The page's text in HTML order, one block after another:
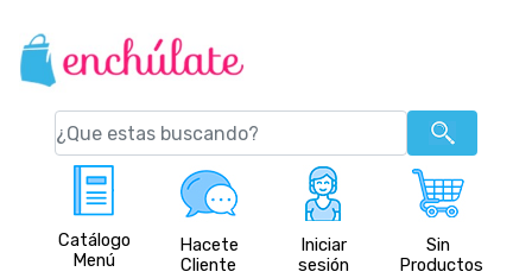
Catálogo
Menú
Hacete
Cliente
Iniciar
sesión
Sin
Productos